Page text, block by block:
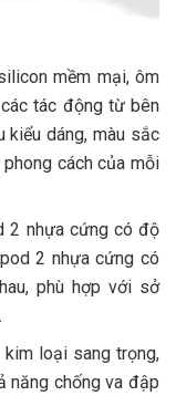
mềm mại, ôm
tác động từ bên
kiểu dáng, màu sắc
cách của mỗi
2 nhựa cứng có độ
2 nhựa cứng có
phù hợp với sở
loại sang trọng,
năng chống va đập